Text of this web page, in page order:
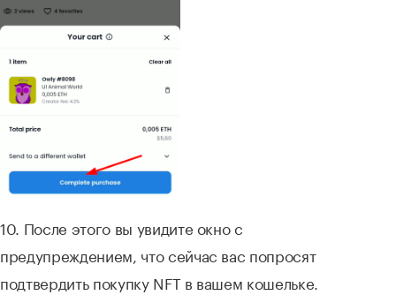
10. После этого вы увидите окно с
предупреждением, что сейчас вас попросят
подтвердить покупку NFT в вашем кошельке.